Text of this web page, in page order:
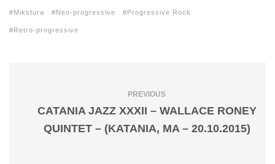
Mikstura Neo-progressive Progressive Rock
Retro-progressive
PREVIOUS
CATANIA JAZZ XXXII – WALLACE RONEY
QUINTET – (KATANIA, MA – 20.10.2015)